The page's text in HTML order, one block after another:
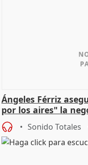
Ángeles Férriz
por los aires" la
SMA
Sonido Totales